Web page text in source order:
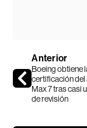
Anterior
Boeing obtiene
certificación del
Max 7 tras casi
de revisión